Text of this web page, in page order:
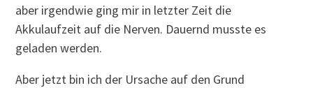
aber irgendwie ging mir in letzter Zeit die
Akkulaufzeit auf die Nerven. Dauernd musste es
geladen werden.
Aber jetzt bin ich der Ursache auf den Grund